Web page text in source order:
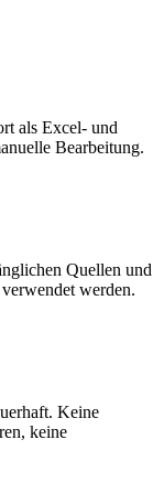
als Excel- und
Bearbeitung.
Quellen und
werden.
Keine
keine